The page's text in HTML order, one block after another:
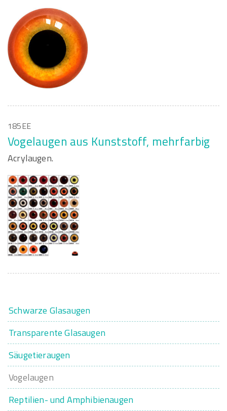
185EE
Vogelaugen aus Kunststoff, mehrfarbig
Acrylaugen.
Schwarze Glasaugen
Transparente Glasaugen
Säugetieraugen
Vogelaugen
Reptilien- und Amphibienaugen